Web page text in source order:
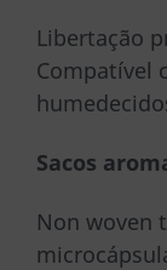
Libertação
Compatível
Sacos
Non woven